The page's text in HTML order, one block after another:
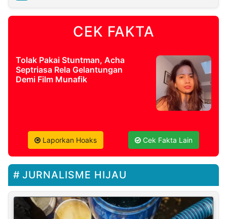
CEK FAKTA
Tolak Pakai Stuntman, Acha
Septriasa Rela Gelantungan
Demi Film Munafik
Laporkan Hoaks Cek Fakta Lain
JURNALISME HIJAU